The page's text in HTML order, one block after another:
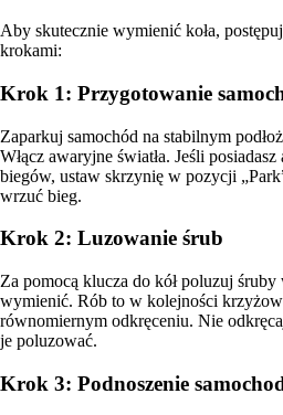
Aby skutecznie wymienić koła,
krokami:
Krok 1: Przygotowanie
Zaparkuj samochód na stabilnym
Włącz awaryjne światła. Jeśli
biegów, ustaw skrzynię w pozycji
wrzuć bieg.
Krok 2: Luzowanie śrub
Za pomocą klucza do kół poluzuj
wymienić. Rób to w kolejności
równomiernym odkręceniu. Nie
je poluzować.
Krok 3: Podnoszenie